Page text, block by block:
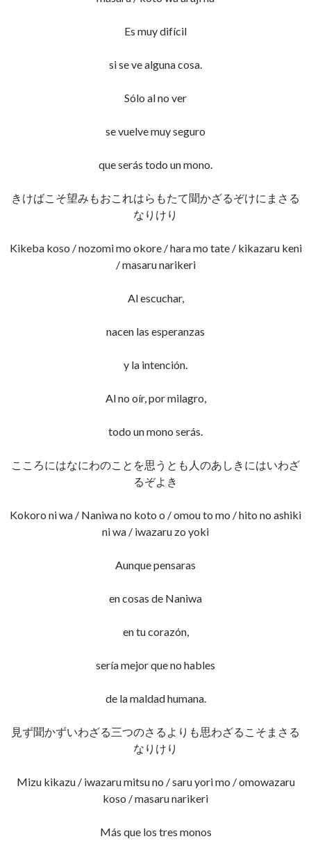
Es muy difícil
si se ve alguna cosa.
Sólo al no ver
se vuelve muy seguro
que serás todo un mono.
きけばこそ望みもおこれはらもたて聞かざるぞけにまさる
なりけり
Kikeba koso / nozomi mo okore / hara mo tate / kikazaru keni
/ masaru narikeri
Al escuchar,
nacen las esperanzas
y la intención.
Al no oír, por milagro,
todo un mono serás.
こころにはなにわのことを思うとも人のあしきにはいわざ
るぞよき
Kokoro ni wa / Naniwa no koto o / omou to mo / hito no ashiki
ni wa / iwazaru zo yoki
Aunque pensaras
en cosas de Naniwa
en tu corazón,
sería mejor que no hables
de la maldad humana.
見ず聞かずいわざる三つのさるよりも思わざるこそまさる
なりけり
Mizu kikazu / iwazaru mitsu no / saru yori mo / omowazaru
koso / masaru narikeri
Más que los tres monos